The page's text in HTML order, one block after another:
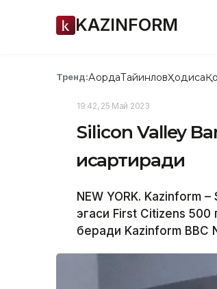
KAZINFORM
Тренд:АқордаТайинловҲодиса
19:42, 25 Май 2023
Silicon Valley
қисқартиради
NEW YORK. Kazinform
эгаси First Citizens 500
беради Kazinform BBC